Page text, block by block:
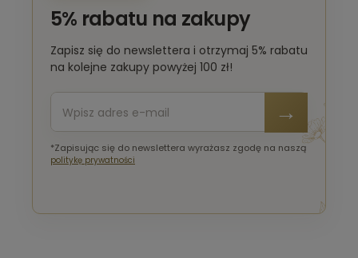
5% rabatu na zakupy
Zapisz się do newslettera i otrzymaj 5% rabatu
na kolejne zakupy powyżej 100 zł!
*Zapisując się do newslettera wyrażasz zgodę na naszą
politykę prywatności